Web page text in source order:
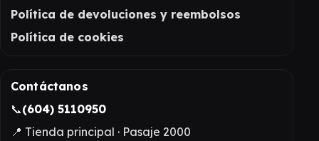
Política de devoluciones y reembolsos
Política de cookies
Contáctanos
📞(604) 5110950
📍 Tienda principal · Pasaje 2000